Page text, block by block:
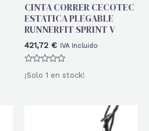
CINTA CORRER CECOTEC
ESTATICA PLEGABLE
RUNNERFIT SPRINT V
421,72 € IVA Incluido
con
¡Solo 1 en stock!